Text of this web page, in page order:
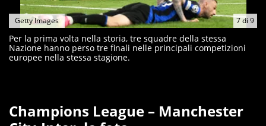
7di 9
Getty Images
Per la prima volta nella storia, tre squadre della stessa
Nazione hanno perso tre finali nelle principali competizioni
europee nella stessa stagione.
Champions League – Manchester